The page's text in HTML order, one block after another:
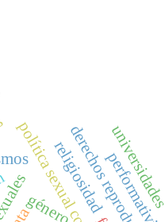
géneroreligiosidadperformatividad
universidades